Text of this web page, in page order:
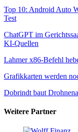
Top 10: Android Auto
Test
ChatGPT im
KI-Quellen
Lahmer x86-Befehl
Grafikkarten werden
Dobrindt baut
Weitere Partner